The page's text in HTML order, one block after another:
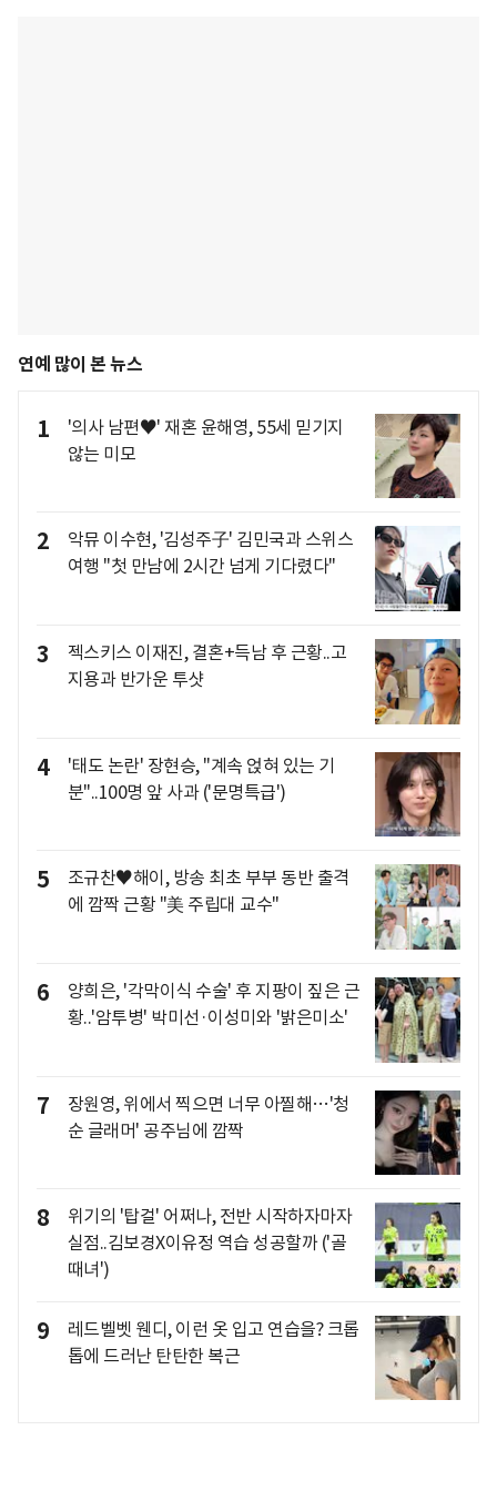
연예 많이 본 뉴스
1
'의사 남편♥' 재혼 윤해영, 55세 믿기지
않는 미모
2
악뮤 이수현, '김성주子' 김민국과 스위스
여행 "첫 만남에 2시간 넘게 기다렸다"
3
젝스키스 이재진, 결혼+득남 후 근황..고
지용과 반가운 투샷
4
'태도 논란' 장현승, "계속 얹혀 있는 기
분"..100명 앞 사과 ('문명특급')
5
조규찬♥해이, 방송 최초 부부 동반 출격
에 깜짝 근황 "美 주립대 교수"
6
양희은, '각막이식 수술' 후 지팡이 짚은 근
황..'암투병' 박미선·이성미와 '밝은미소'
7
장원영, 위에서 찍으면 너무 아찔해…'청
순 글래머' 공주님에 깜짝
8
위기의 '탑걸' 어쩌나, 전반 시작하자마자
실점..김보경X이유정 역습 성공할까 ('골
때녀')
9
레드벨벳 웬디, 이런 옷 입고 연습을? 크롭
톱에 드러난 탄탄한 복근